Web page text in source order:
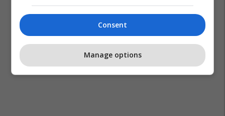
Consent
Manage options